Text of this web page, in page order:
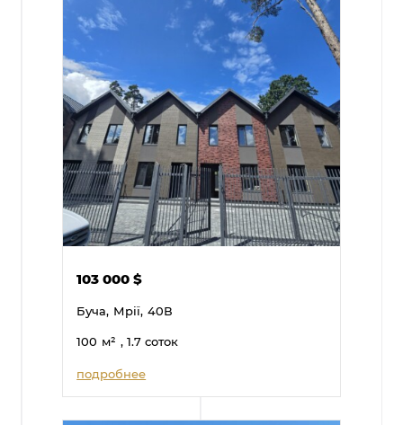
103 000$
Буча, Мрії, 40В
100 м² , 1.7 соток
подробнее